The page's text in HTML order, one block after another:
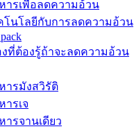
ารเพื่อลดความอ้วน
โนโลยีกับการลดความอ้วน
งที่ต้องรู้ถ้าจะลดความอ้วน
ารมังสวิรัติ
ารเจ
ารจานเดียว